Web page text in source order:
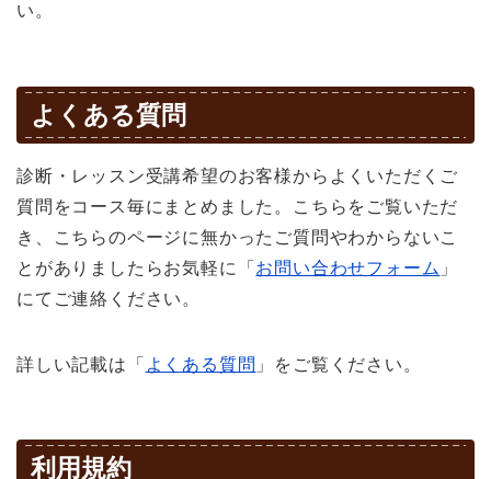
い。
よくある質問
診断・レッスン受講希望のお客様からよくいただくご
質問をコース毎にまとめました。こちらをご覧いただ
き、こちらのページに無かったご質問やわからないこ
とがありましたらお気軽に「 お問い合わせフォーム 」
にてご連絡ください。
詳しい記載は「 よくある質問 」をご覧ください。
利用規約